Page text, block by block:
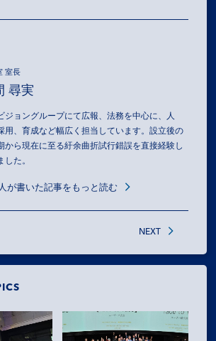
室長
尋実
ジョングループにて広報、法務を中心に、人
用、育成など幅広く担当しています。設立後の
から現在に至る紆余曲折試行錯誤を直接経験し
した。
が書いた記事をもっと読む
NEXT